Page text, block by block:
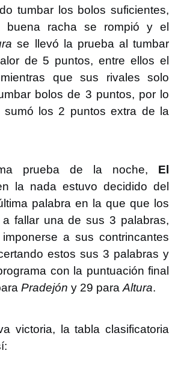
tumbar los bolos suficientes,
racha se rompió y el
se llevó la prueba al tumbar
de 5 puntos, entre ellos el
que sus rivales solo
bolos de 3 puntos, por lo
los 2 puntos extra de la
prueba de la noche, El
la nada estuvo decidido del
palabra en la que que los
a fallar una de sus 3 palabras,
a sus contrincantes
estos sus 3 palabras y
con la puntuación final
Pradejón y 29 para Altura.
victoria, la tabla clasificatoria